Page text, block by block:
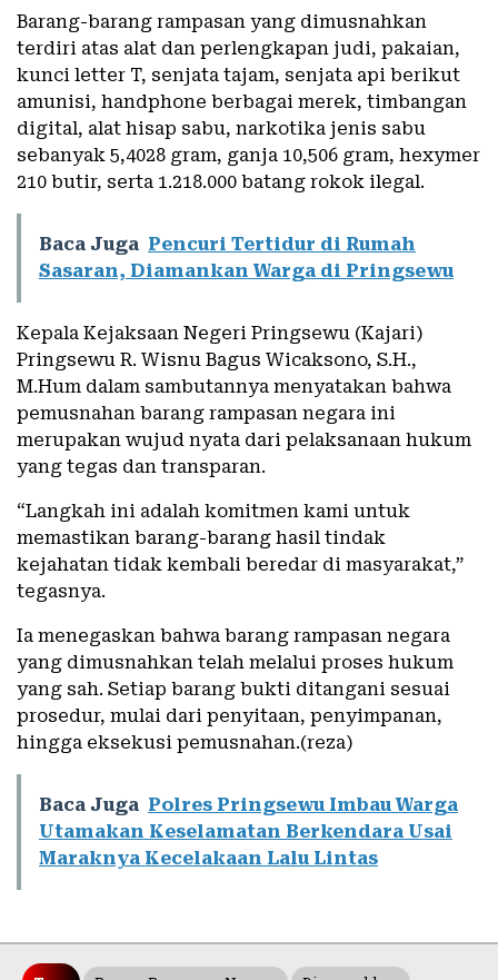
Barang-barang rampasan yang dimusnahkan
terdiri atas alat dan perlengkapan judi, pakaian,
kunci letter T, senjata tajam, senjata api berikut
amunisi, handphone berbagai merek, timbangan
digital, alat hisap sabu, narkotika jenis sabu
sebanyak 5,4028 gram, ganja 10,506 gram, hexymer
210 butir, serta 1.218.000 batang rokok ilegal.
Baca Juga Pencuri Tertidur di Rumah
Sasaran, Diamankan Warga di Pringsewu
Kepala Kejaksaan Negeri Pringsewu (Kajari)
Pringsewu R. Wisnu Bagus Wicaksono, S.H.,
M.Hum dalam sambutannya menyatakan bahwa
pemusnahan barang rampasan negara ini
merupakan wujud nyata dari pelaksanaan hukum
yang tegas dan transparan.
“Langkah ini adalah komitmen kami untuk
memastikan barang-barang hasil tindak
kejahatan tidak kembali beredar di masyarakat,”
tegasnya.
Ia menegaskan bahwa barang rampasan negara
yang dimusnahkan telah melalui proses hukum
yang sah. Setiap barang bukti ditangani sesuai
prosedur, mulai dari penyitaan, penyimpanan,
hingga eksekusi pemusnahan.(reza)
Baca Juga Polres Pringsewu Imbau Warga
Utamakan Keselamatan Berkendara Usai
Maraknya Kecelakaan Lalu Lintas